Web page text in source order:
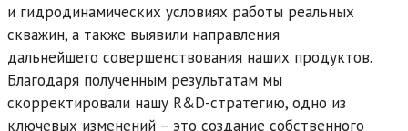
и гидродинамических условиях работы реальных
скважин, а также выявили направления
дальнейшего совершенствования наших продуктов.
Благодаря полученным результатам мы
скорректировали нашу R&D-стратегию, одно из
ключевых изменений – это создание собственного